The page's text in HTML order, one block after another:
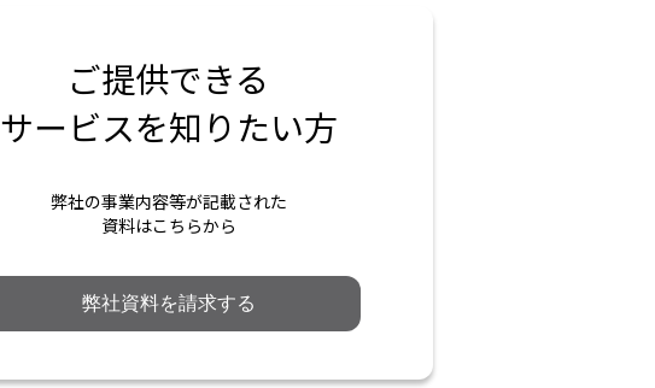
ご提供できる
サービスを知りたい方
弊社の事業内容等が記載された
資料はこちらから
弊社資料を請求する